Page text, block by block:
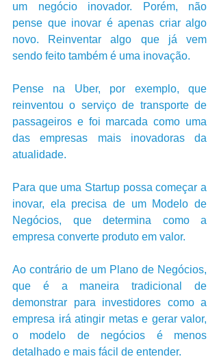
um negócio inovador. Porém, não
pense que inovar é apenas criar algo
novo. Reinventar algo que já vem
sendo feito também é uma inovação.
Pense na Uber, por exemplo, que
reinventou o serviço de transporte de
passageiros e foi marcada como uma
das empresas mais inovadoras da
atualidade.
Para que uma Startup possa começar a
inovar, ela precisa de um Modelo de
Negócios, que determina como a
empresa converte produto em valor.
Ao contrário de um Plano de Negócios,
que é a maneira tradicional de
demonstrar para investidores como a
empresa irá atingir metas e gerar valor,
o modelo de negócios é menos
detalhado e mais fácil de entender.